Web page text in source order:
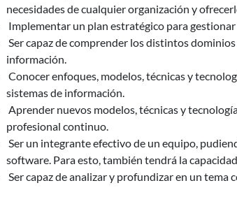
necesidades de cualquier organización y
Implementar un plan estratégico para
Ser capaz de comprender los distintos
información.
Conocer enfoques, modelos, técnicas y
sistemas de información.
Aprender nuevos modelos, técnicas y
profesional continuo.
Ser un integrante efectivo de un equipo,
software. Para esto, también tendrá la
Ser capaz de analizar y profundizar en un